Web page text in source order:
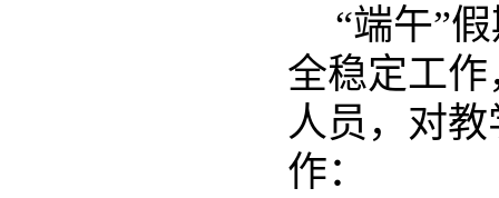
“端午”
全稳定工
人员，对
作：